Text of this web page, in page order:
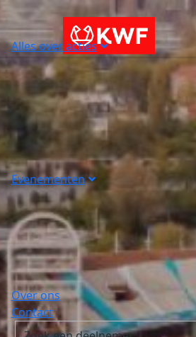
Alles over acties
Evenementen
Over ons
Contact